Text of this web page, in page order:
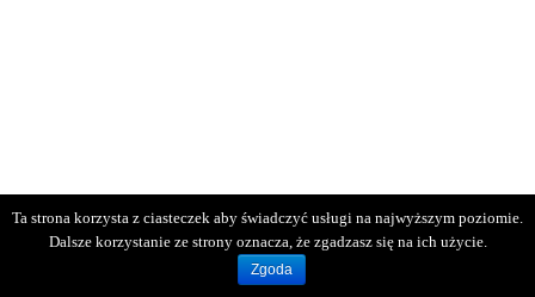
Ta strona korzysta z ciasteczek aby świadczyć usługi na najwyższym poziomie.
Dalsze korzystanie ze strony oznacza, że zgadzasz się na ich użycie.
Zgoda